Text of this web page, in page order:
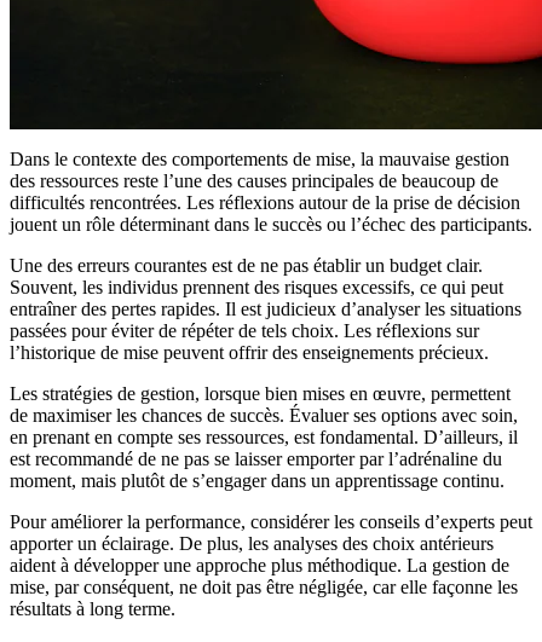
Dans le contexte des comportements de mise, la mauvaise gestion
des ressources reste l’une des causes principales de beaucoup de
difficultés rencontrées. Les réflexions autour de la prise de décision
jouent un rôle déterminant dans le succès ou l’échec des participants.
Une des erreurs courantes est de ne pas établir un budget clair.
Souvent, les individus prennent des risques excessifs, ce qui peut
entraîner des pertes rapides. Il est judicieux d’analyser les situations
passées pour éviter de répéter de tels choix. Les réflexions sur
l’historique de mise peuvent offrir des enseignements précieux.
Les stratégies de gestion, lorsque bien mises en œuvre, permettent
de maximiser les chances de succès. Évaluer ses options avec soin,
en prenant en compte ses ressources, est fondamental. D’ailleurs, il
est recommandé de ne pas se laisser emporter par l’adrénaline du
moment, mais plutôt de s’engager dans un apprentissage continu.
Pour améliorer la performance, considérer les conseils d’experts peut
apporter un éclairage. De plus, les analyses des choix antérieurs
aident à développer une approche plus méthodique. La gestion de
mise, par conséquent, ne doit pas être négligée, car elle façonne les
résultats à long terme.